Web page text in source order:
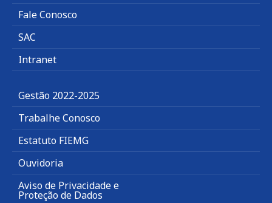
Fale Conosco
SAC
Intranet
Gestão 2022-2025
Trabalhe Conosco
Estatuto FIEMG
Ouvidoria
Aviso de Privacidade e
Proteção de Dados